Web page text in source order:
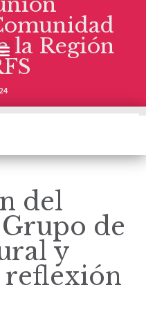
la Región
del
de
y
reflexión